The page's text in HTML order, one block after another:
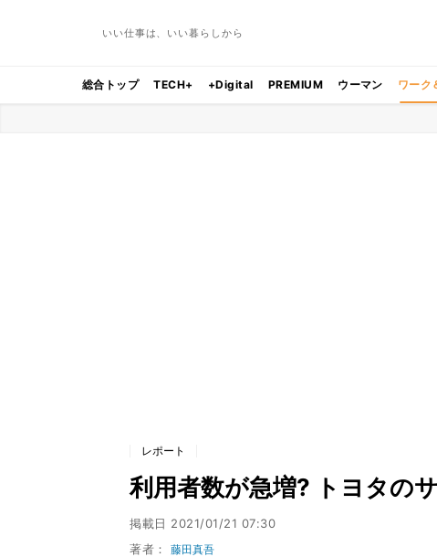
いい仕事は、いい暮らしから
総合トップ TECH+ +Digital PREMIUM ウーマン ワーク
レポート
利用者数が急増? トヨタの
掲載日 2021/01/21 07:30
著者：藤田真吾